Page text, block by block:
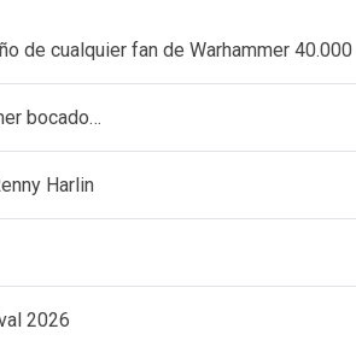
de cualquier fan de Warhammer 40.000
bocado…
Harlin
2026